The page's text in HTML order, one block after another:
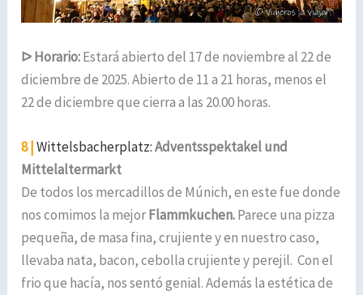
ᐅHorario:Estará abierto del 17 de noviembre al 22 de
diciembre de 2025. Abierto de 11 a 21 horas, menos el
22 de diciembre que cierra a las 20.00 horas.
8 |Wittelsbacherplatz:Adventsspektakel und
Mittelaltermarkt
De todos los mercadillos de Múnich, en este fue donde
nos comimos la mejorFlammkuchen.Parece una pizza
pequeña, de masa fina, crujiente y en nuestro caso,
llevaba nata, bacon, cebolla crujiente y perejil.Con el
frio que hacía, nos sentó genial. Además la estética de